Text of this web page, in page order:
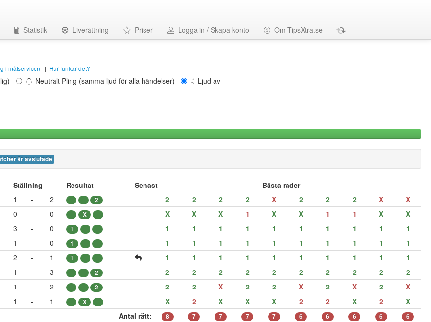
Statistik Liverättning Priser Logga in / Skapa konto Om TipsXtra.se
i målservicen | Hur funkar det? |
Neutralt Pling (samma ljud för alla händelser) Ljud av
är avslutade
Ställning Resultat Senast
Bästa rader
1 - 2 2 2 2 2 2 X 2 2 2 X
X
0 - 0 X X X X 1 X X 1 1 X
X
3 - 0 1 1 1 1 1 1 1 1 1 1
1
1 - 0 1 1 1 1 1 1 1 1 1 1
1
2 - 1 1 1 1 1 1 1 1 1 1 1
1
1 - 3 2 2 2 2 2 2 2 2 2 2
2
1 - 2 2 2 2 X 2 2 X 2 X 2
X
1 - 1 X X 2 X X X 2 2 X 2
X
Antal rätt:
8 7 7 7 7 6 6 6 6 6